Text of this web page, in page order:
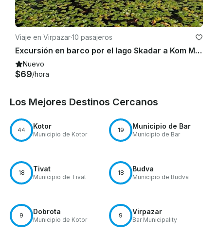
Viaje en Virpazar·10 pasajeros
Excursión en barco por el lago Skadar a Kom Mon
Nuevo
$69/hora
Los Mejores Destinos Cercanos
44 Kotor
Municipio de Kotor
19 Municipio de Bar
Municipio de Bar
18 Tivat
Municipio de Tivat
18 Budva
Municipio de Budva
9 Dobrota
Municipio de Kotor
9 Virpazar
Bar Municipality